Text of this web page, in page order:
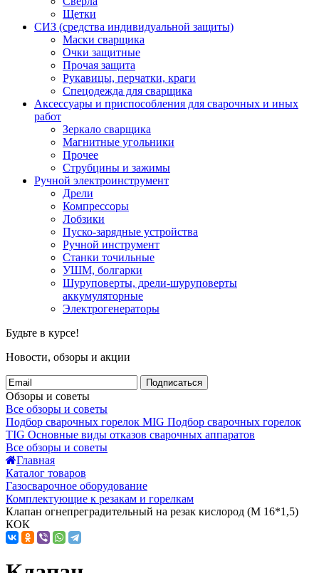
Щетки
СИЗ (средства индивидуальной защиты)
Маски сварщика
Очки защитные
Прочая защита
Рукавицы, перчатки, краги
Спецодежда для сварщика
Аксессуары и приспособления для сварочных и иных
работ
Зеркало сварщика
Магнитные угольники
Прочее
Струбцины и зажимы
Ручной электроинструмент
Дрели
Компрессоры
Лобзики
Пуско-зарядные устройства
Ручной инструмент
Станки точильные
УШМ, болгарки
Шуруповерты, дрели-шуруповерты
аккумуляторные
Электрогенераторы
Будьте в курсе!
Новости, обзоры и акции
Подписаться
Обзоры и советы
Все обзоры и советы
Подбор сварочных горелок MIG Подбор сварочных горелок
TIG Основные виды отказов сварочных аппаратов
Все обзоры и советы
Главная
Каталог товаров
Газосварочное оборудование
Комплектующие к резакам и горелкам
Клапан огнепреградительный на резак кислород (М 16*1,5)
КОК